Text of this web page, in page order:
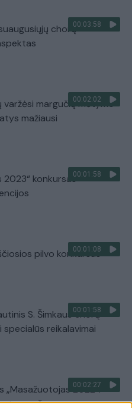
00:03:58
chorų
00:02:02
margučių mėtymo
mažiausi
00:01:58
2023“ konkursas –
00:01:08
pilvo konkursas
00:01:58
S. Šimkaus chorų
specialūs reikalavimai
00:02:27
„Masažuotojas 2022“:
masažą